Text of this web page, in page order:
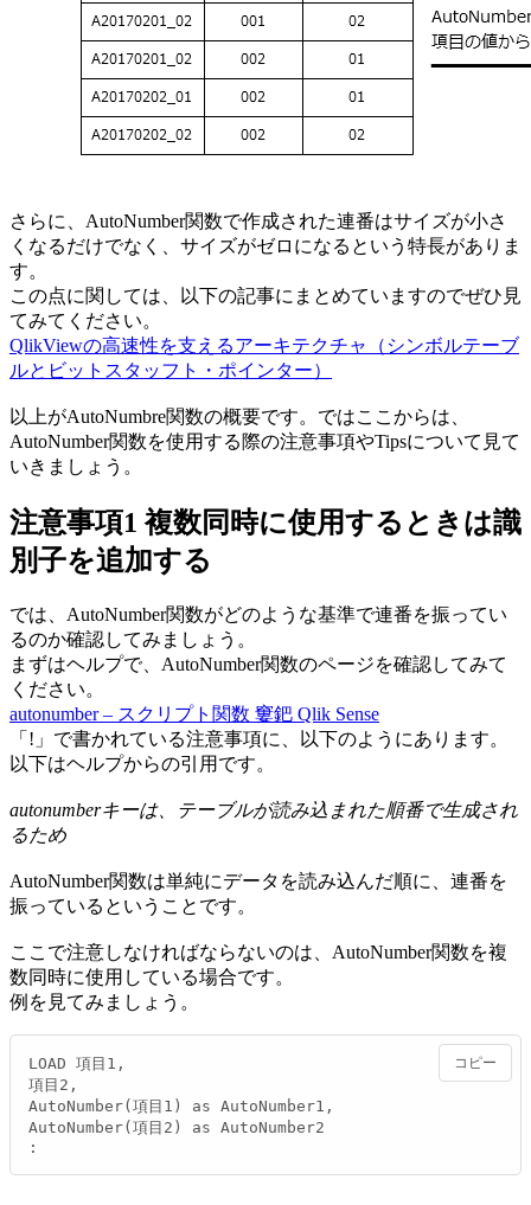
さらに、AutoNumber関数で作成された連番はサイズが小さ
くなるだけでなく、サイズがゼロになるという特長がありま
す。
この点に関しては、以下の記事にまとめていますのでぜひ見
てみてください。
QlikViewの高速性を支えるアーキテクチャ（シンボルテーブ
ルとビットスタッフト・ポインター）
以上がAutoNumbre関数の概要です。ではここからは、
AutoNumber関数を使用する際の注意事項やTipsについて見て
いきましょう。
注意事項1 複数同時に使用するときは識
別子を追加する
では、AutoNumber関数がどのような基準で連番を振ってい
るのか確認してみましょう。
まずはヘルプで、AutoNumber関数のページを確認してみて
ください。
autonumber – スクリプト関数 窶鈀 Qlik Sense
「!」で書かれている注意事項に、以下のようにあります。
以下はヘルプからの引用です。
autonumberキーは、テーブルが読み込まれた順番で生成され
るため
AutoNumber関数は単純にデータを読み込んだ順に、連番を
振っているということです。
ここで注意しなければならないのは、AutoNumber関数を複
数同時に使用している場合です。
例を見てみましょう。
LOAD 項目1,
項目2,
AutoNumber(項目1) as AutoNumber1,
AutoNumber(項目2) as AutoNumber2
:
コピー